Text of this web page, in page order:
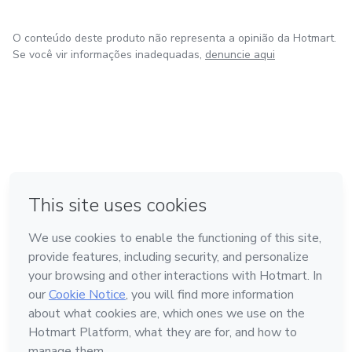
O conteúdo deste produto não representa a opinião da Hotmart.
Se você vir informações inadequadas, denuncie aqui
Feito com ❤ em Bogotá
Conheça a Hotmart
Idioma